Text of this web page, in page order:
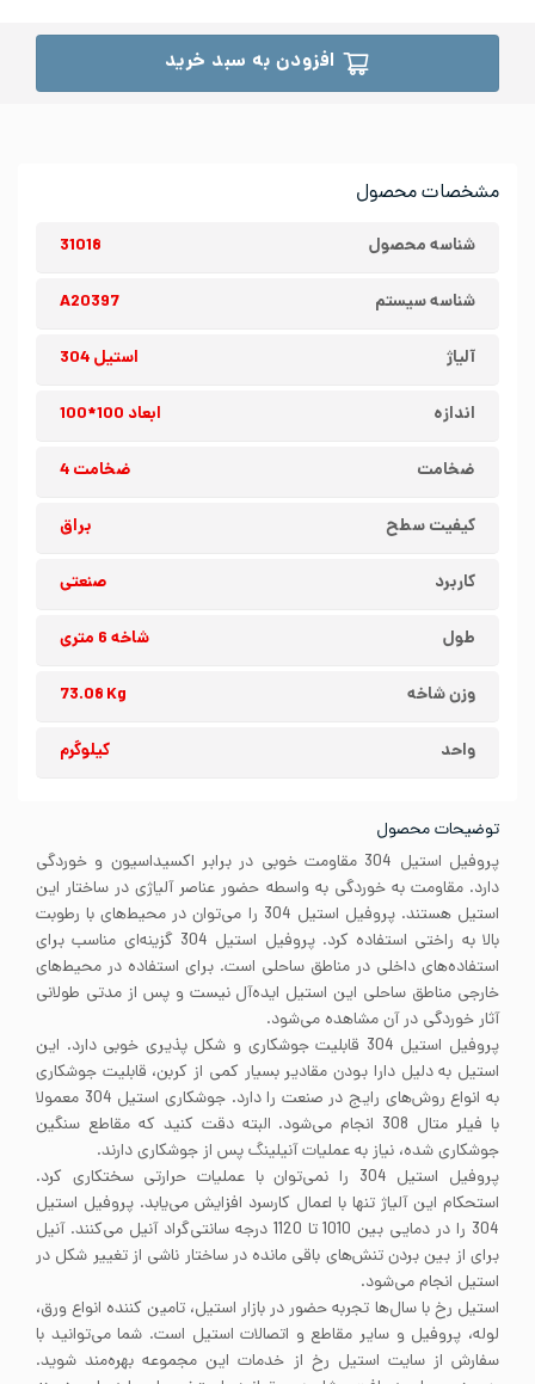
مشخصات محصول
شناسه محصول 31018
شناسه سیستم A20397
آلیاژ استیل 304
اندازه ابعاد 100*100
ضخامت ضخامت 4
کیفیت سطح براق
کاربرد صنعتی
طول شاخه 6 متری
وزن شاخه 73.08 Kg
واحد کیلوگرم
توضیحات محصول
پروفیل استیل 304 مقاومت خوبی در برابر اکسیداسیون و خوردگی
دارد. مقاومت به خوردگی به واسطه حضور عناصر آلیاژی در ساختار این
استیل هستند. پروفیل استیل 304 را می‌توان در محیط‌های با رطوبت
بالا به راختی استفاده کرد. پروفیل استیل 304 گزینه‌ای مناسب برای
استفاده‌های داخلی در مناطق ساحلی است. برای استفاده در محیط‌های
خارجی مناطق ساحلی این استیل ایده‌آل نیست و پس از مدتی طولانی
آثار خوردگی در آن مشاهده می‌شود.
پروفیل استیل 304 قابلیت جوشکاری و شکل پذیری خوبی دارد. این
استیل به دلیل دارا بودن مقادیر بسیار کمی از کربن، قابلیت جوشکاری
به انواع روش‌های رایج در صنعت را دارد. جوشکاری استیل 304 معمولا
با فیلر متال 308 انجام می‌شود. البته دقت کنید که مقاطع سنگین
جوشکاری شده، نیاز به عملیات آنیلینگ پس از جوشکاری دارند.
پروفیل استیل 304 را نمی‌توان با عملیات حرارتی سختکاری کرد.
استحکام این آلیاژ تنها با اعمال کارسرد افزایش می‌یابد. پروفیل استیل
304 را در دمایی بین 1010 تا 1120 درجه سانتی‌گراد آنیل می‌کنند. آنیل
برای از بین بردن تنش‌های باقی مانده در ساختار ناشی از تغییر شکل در
استیل انجام می‌شود.
استیل رخ با سال‌ها تجربه حضور در بازار استیل، تامین کننده انواع ورق،
لوله، پروفیل و سایر مقاطع و اتصالات استیل است. شما می‌توانید با
سفارش از سایت استیل رخ از خدمات این مجموعه بهره‌مند شوید.
افزودن به سبد خرید